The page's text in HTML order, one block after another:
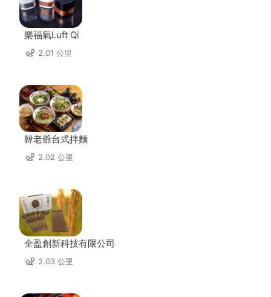
樂福氣Luft Qi
2.01 公里
韓老爺台式拌麵
2.02 公里
全盈創新科技有限公司
2.03 公里